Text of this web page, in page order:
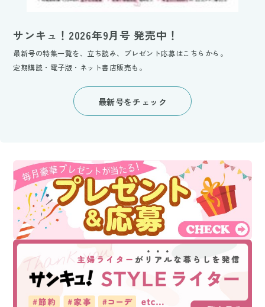
サンキュ！2026年9月号 発売中！
最新号の特集一覧を、立ち読み、プレゼント応募はこちらから。
定期購読・電子版・ネット書店販売も。
最新号をチェック